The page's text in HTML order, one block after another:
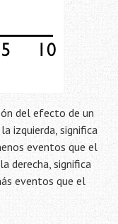
del efecto de un
izquierda, significa
eventos que el
derecha, significa
eventos que el